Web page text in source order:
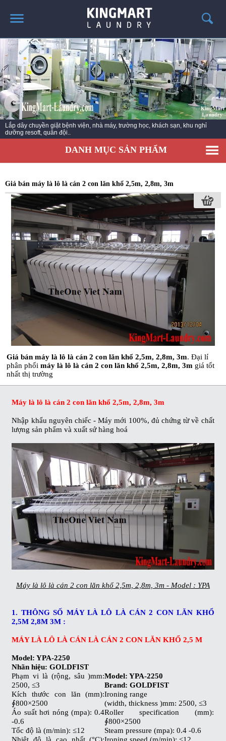
TRANG CHỦ
GIỚI THIỆU
SẢN PHẨM
TIN TỨC GIẶT LÀ
CÔNG TRÌNH TRIỂN KHAI
LIÊN HỆ
May giat cong nghiep - May say cong nghiep - thiet bị giat la cong nghiep các
loại
DANH MỤC SẢN PHẨM
Giá bán máy là lô là cán 2 con lăn khổ 2,5m, 2,8m, 3m
Giá bán máy là lô là cán 2 con lăn khổ 2,5m, 2,8m, 3m. Đại lí
phân phốimáy là lô là cán 2 con lăn khổ 2,5m, 2,8m, 3m giá tốt
nhất thị trường
Máy là lô là cán 2 con lăn khổ 2,5m, 2,8m, 3m
Nhập khẩu nguyên chiếc - Máy mới 100%, đủ chứng từ về chất
lượng sản phẩm và xuất sứ hàng hoá
Máy là lô là cán 2 con lăn khổ 2,5m, 2,8m, 3m - Model : YPA
1. THÔNG SỐ MÁY LÀ LÔ LÀ CÁN 2 CON LĂN KHỔ
2,5M 2,8M 3M :
MÁY LÀ LÔ LÀ CÁN LÀ CÁN 2 CON LĂN KHỔ 2,5 M
Model: YPA-2250
Nhãn hiệu: GOLDFIST
Phạm vi là (rộng, sâu )mm:
2500, ≤3
Kích thước con lăn (mm):
∮800×2500
Áo suất hơi nóng (mpa): 0.4
-0.6
Tốc độ là (m/min): ≤12
Model: YPA-2250
Brand: GOLDFIST
Ironing range
(width, thickness )mm: 2500, ≤3
Roller specification (mm):
∮800×2500
Steam pressure (mpa): 0.4 -0.6